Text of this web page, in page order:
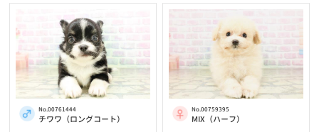
No.00761444
チワワ（ロングコート）
No.00759395
MIX（ハーフ）